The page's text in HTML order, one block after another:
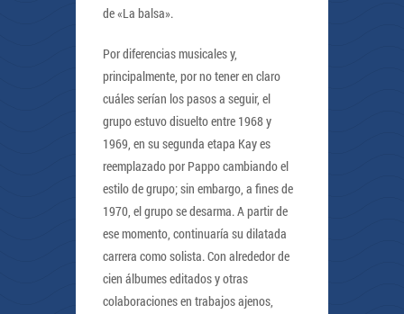
de «La balsa».
Por diferencias musicales y,
principalmente, por no tener en claro
cuáles serían los pasos a seguir, el
grupo estuvo disuelto entre 1968 y
1969, en su segunda etapa Kay es
reemplazado por Pappo cambiando el
estilo de grupo; sin embargo, a fines de
1970, el grupo se desarma. A partir de
ese momento, continuaría su dilatada
carrera como solista. Con alrededor de
cien álbumes editados y otras
colaboraciones en trabajos ajenos,